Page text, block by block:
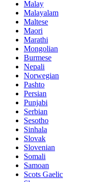
Malay
Malayalam
Maltese
Maori
Marathi
Mongolian
Burmese
Nepali
Norwegian
Pashto
Persian
Punjabi
Serbian
Sesotho
Sinhala
Slovak
Slovenian
Somali
Samoan
Scots Gaelic